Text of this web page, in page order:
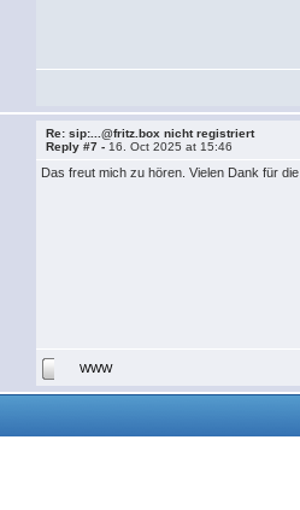
Re: sip:...@fritz.box nicht registriert
Reply #7 - 16. Oct 2025 at 15:46
Das freut mich zu hören. Vielen Dank für
WWW